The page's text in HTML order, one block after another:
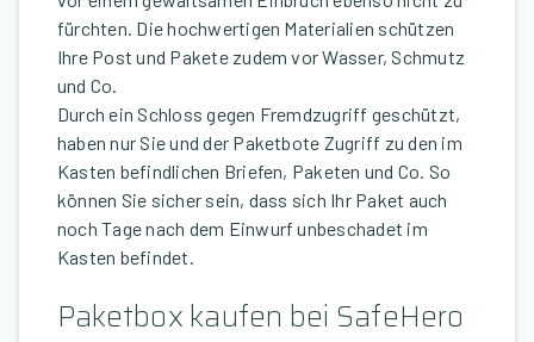
fürchten. Die hochwertigen Materialien schützen
Ihre Post und Pakete zudem vor Wasser, Schmutz
und Co.
Durch ein Schloss gegen Fremdzugriff geschützt,
haben nur Sie und der Paketbote Zugriff zu den im
Kasten befindlichen Briefen, Paketen und Co. So
können Sie sicher sein, dass sich Ihr Paket auch
noch Tage nach dem Einwurf unbeschadet im
Kasten befindet.
Paketbox kaufen bei SafeHero